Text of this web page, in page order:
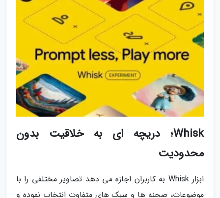
Whisk؛ دریچه ای به خلاقیت بدون
محدودیت
ابزار Whisk به کاربران اجازه می دهد تصاویر مختلفی را با
موضوعات، صحنه ها و سبک های متفاوت انتخاب نموده و